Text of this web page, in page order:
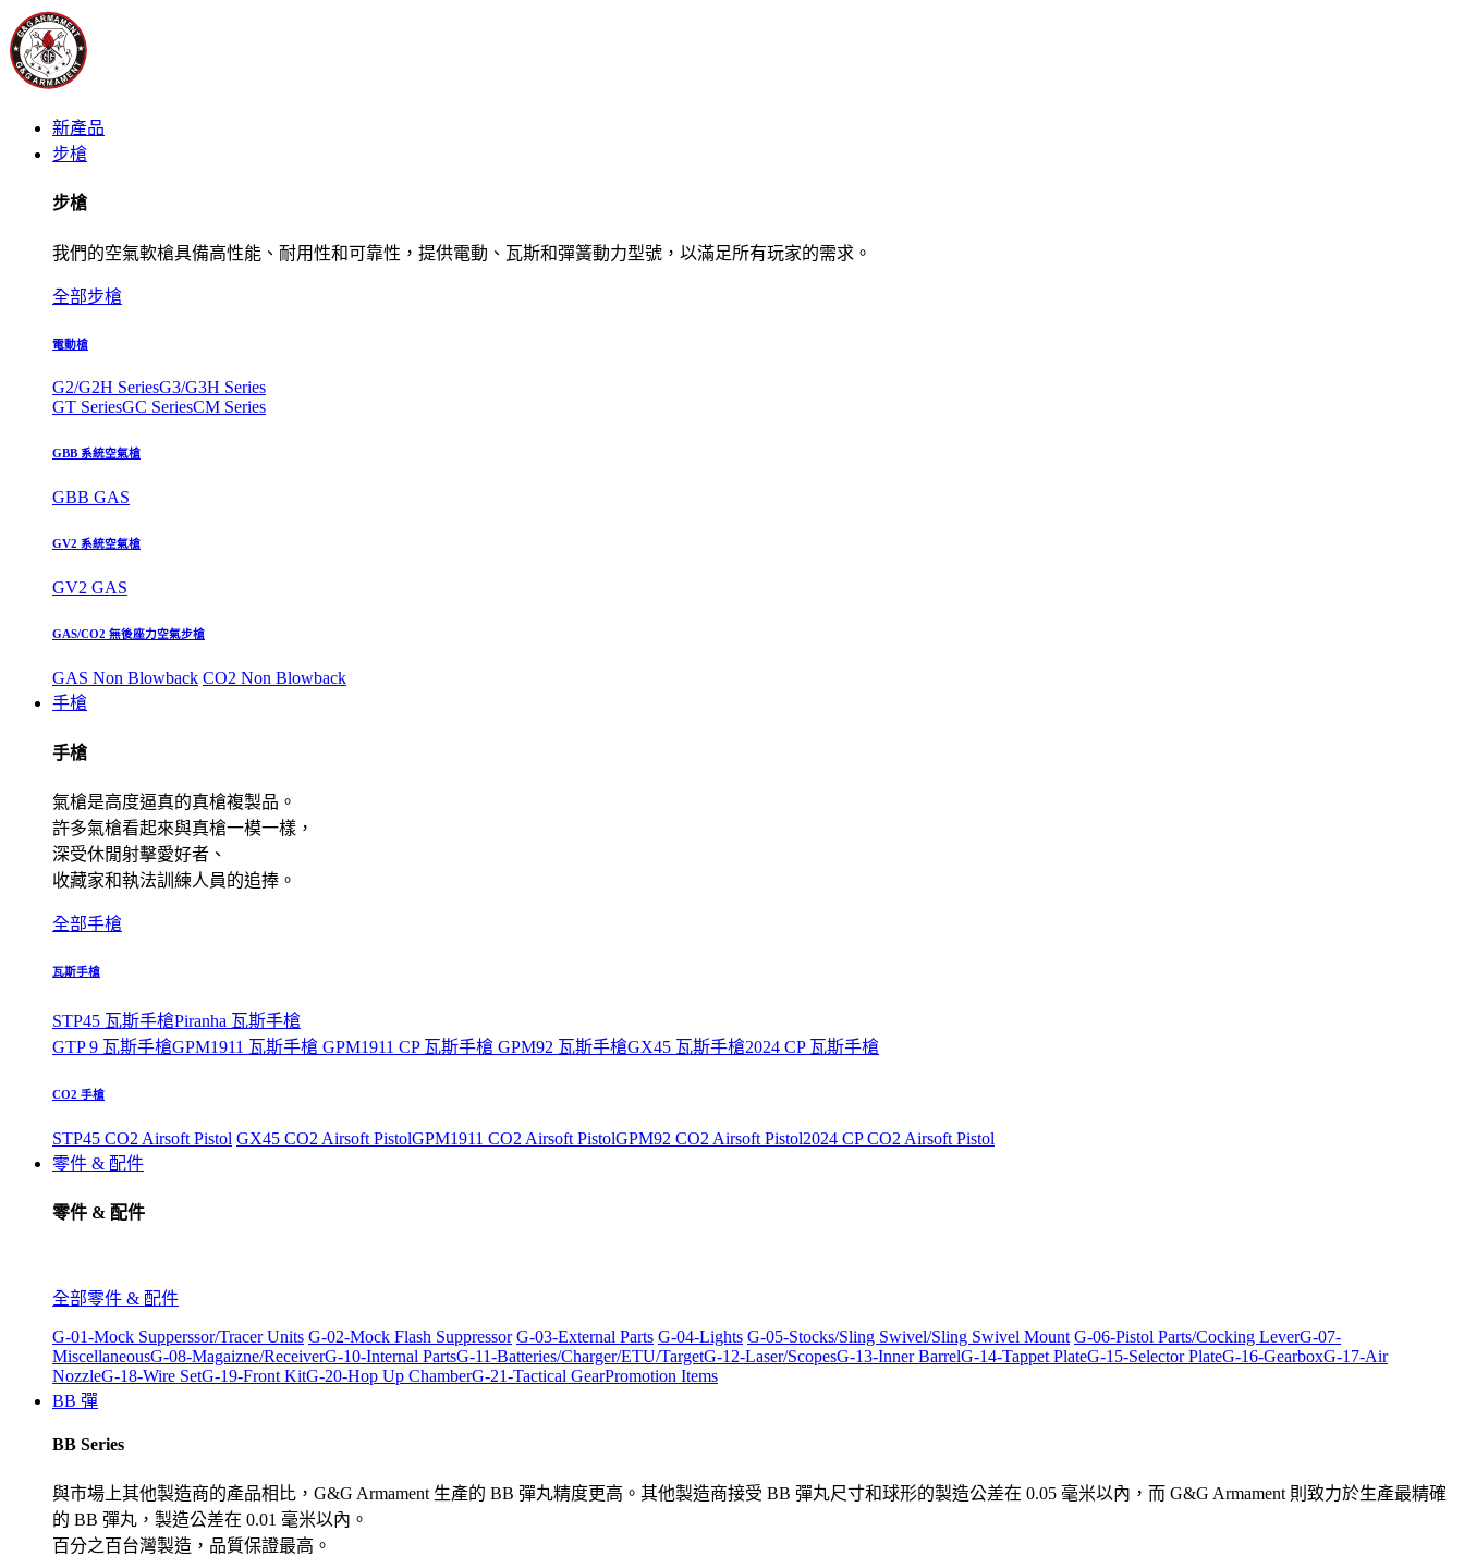
新產品
步槍
步槍
我們的空氣軟槍具備高性能、耐用性和可靠性，提供電動、瓦斯和彈簧動力型號，以滿足所有玩家的需求。
全部步槍
電動槍
G2/G2H SeriesG3/G3H Series
GT SeriesGC SeriesCM Series
GBB 系統空氣槍
GBB GAS
GV2 系統空氣槍
GV2 GAS
GAS/CO2 無後座力空氣步槍
GAS Non Blowback CO2 Non Blowback
手槍
手槍
氣槍是高度逼真的真槍複製品。
許多氣槍看起來與真槍一模一樣，
深受休閒射擊愛好者、
收藏家和執法訓練人員的追捧。
全部手槍
瓦斯手槍
STP45 瓦斯手槍Piranha 瓦斯手槍
GTP 9 瓦斯手槍GPM1911 瓦斯手槍 GPM1911 CP 瓦斯手槍 GPM92 瓦斯手槍GX45 瓦斯手槍2024 CP 瓦斯手槍
CO2 手槍
STP45 CO2 Airsoft Pistol GX45 CO2 Airsoft PistolGPM1911 CO2 Airsoft PistolGPM92 CO2 Airsoft Pistol2024 CP CO2 Airsoft Pistol
零件 & 配件
零件 & 配件
全部零件 & 配件
G-01-Mock Supperssor/Tracer Units G-02-Mock Flash Suppressor G-03-External Parts G-04-Lights G-05-Stocks/Sling Swivel/Sling Swivel Mount G-06-Pistol Parts/Cocking LeverG-07-
MiscellaneousG-08-Magaizne/ReceiverG-10-Internal PartsG-11-Batteries/Charger/ETU/TargetG-12-Laser/ScopesG-13-Inner BarrelG-14-Tappet PlateG-15-Selector PlateG-16-GearboxG-17-Air
NozzleG-18-Wire SetG-19-Front KitG-20-Hop Up ChamberG-21-Tactical GearPromotion Items
BB 彈
BB Series
與市場上其他製造商的產品相比，G&G Armament 生產的 BB 彈丸精度更高。其他製造商接受 BB 彈丸尺寸和球形的製造公差在 0.05 毫米以內，而 G&G Armament 則致力於生產最精確
的 BB 彈丸，製造公差在 0.01 毫米以內。
百分之百台灣製造，品質保證最高。